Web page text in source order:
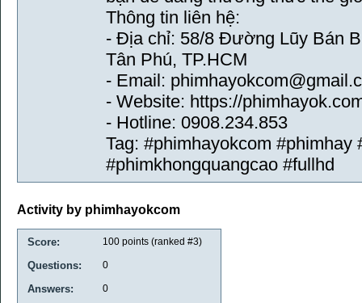
Thông tin liên hệ:
- Địa chỉ: 58/8 Đường Lũy Bán
Tân Phú, TP.HCM
- Email:
- Website: https://
- Hotline: 0908.234.853
Tag: #phimhayokcom
#phimkhongquangcao #fullhd
Activity by phimhayokcom
Score: 100 points (ranked #3)
Questions: 0
Answers: 0